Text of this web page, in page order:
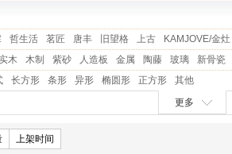
哲生活 茗匠 唐丰 旧望格 上古 KAMJOVE/金灶
木 木制 紫砂 人造板 金属 陶藤 玻璃 新骨瓷
长方形 条形 异形 椭圆形 正方形
其他
更多
上架时间